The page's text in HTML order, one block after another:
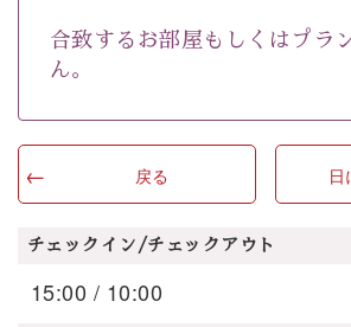
合致するお部屋もしくはプラ
ん。
戻る
チェックイン/チェックアウト
15:00 / 10:00